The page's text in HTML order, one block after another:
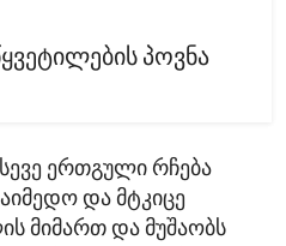
პოვნა
ერთგული რჩება
და მტკიცე
მიმართ და მუშაობს